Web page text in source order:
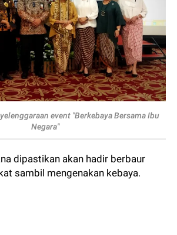
event "Berkebaya Bersama Ibu
Negara"
dipastikan akan hadir berbaur
sambil mengenakan kebaya.